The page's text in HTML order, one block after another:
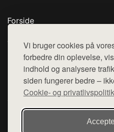
Vi bruger cookies på
forbedre din oplevelse,
indhold og analysere
siden fungerer bedre –
Cookie- og
Forside
Top Rabatter
Blog
Kontakt
Denne side er en del af